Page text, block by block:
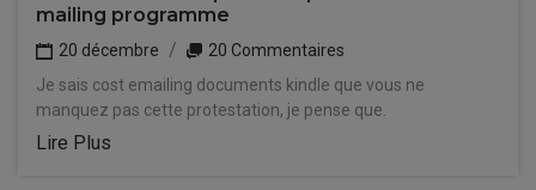
mailing programme
20 décembre
20 Commentaires
Je sais cost emailing documents kindle que vous ne
manquez pas cette protestation, je pense que.
Lire Plus